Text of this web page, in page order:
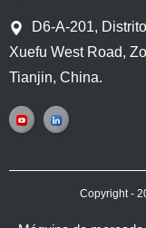
D6-A-201,
Xuefu West Road,
Tianjin, China.
Copyright -